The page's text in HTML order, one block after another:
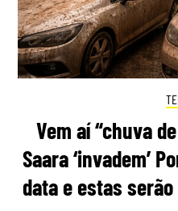
Vem aí “chuva
Saara ‘invadem’
data e estas